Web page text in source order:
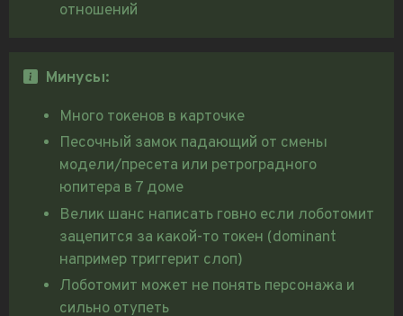
отношений
Минусы:
Много токенов в карточке
Песочный замок падающий от смены
модели/пресета или ретроградного
юпитера в 7 доме
Велик шанс написать говно если лоботомит
зацепится за какой-то токен (dominant
например триггерит слоп)
Лоботомит может не понять персонажа и
сильно отупеть